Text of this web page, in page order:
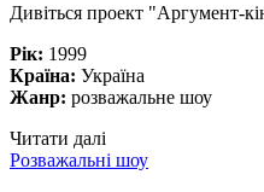
Дивіться проект "Аргумент-
Рік: 1999
Країна: Україна
Жанр: розважальне шоу
Читати далі
Розважальні шоу